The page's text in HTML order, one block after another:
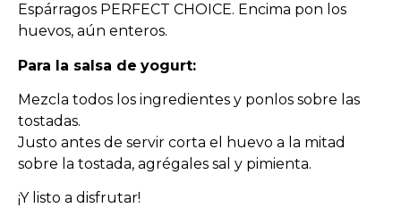
Espárragos PERFECT CHOICE. Encima pon los
huevos, aún enteros.
Para la salsa de yogurt:
Mezcla todos los ingredientes y ponlos sobre las
tostadas.
Justo antes de servir corta el huevo a la mitad
sobre la tostada, agrégales sal y pimienta.
¡Y listo a disfrutar!